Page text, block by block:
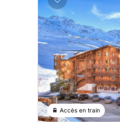
🚆 Accès en train